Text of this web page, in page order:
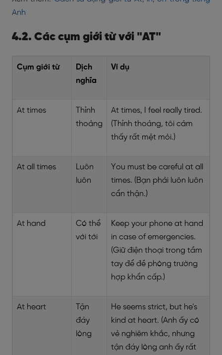
Anh
4.2. Các cụm giới từ với "AT"
Cụm giới từ
Dịch
nghĩa
Ví dụ
At times
Thỉnh
thoảng
At times, I feel really tired.
(Thỉnh thoảng, tôi cảm
thấy rất mệt mỏi.)
At all times
Luôn
luôn
You must be careful at all
times. (Bạn phải luôn luôn
cẩn thận.)
At hand
Có thể
với tới
Keep your phone at hand
in case of emergencies.
(Giữ điện thoại trong tầm
tay để đề phòng trường
hợp khẩn cấp.)
At heart
Tận
đáy
lòng
He seems strict, but he’s
kind at heart. (Anh ấy có
vẻ nghiêm khắc, nhưng
tận đáy lòng anh ấy rất